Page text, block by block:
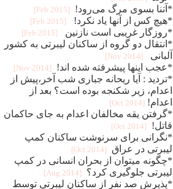
*آتنا بسوی مرگ می‌رود! [2015 Feb]
*هیچ کس از آنها یاد نکرد! [2015 Feb]
*روزگار غریبی است نازنین [2015 Feb]
*انتقال دو گروه از ساکنان لیبرتی به کشور
آلبانی
[2014 Nov]
*عجب اینها پیشرفته شده اند! [2014 Nov]
*تردید : آیا ریحانه جباری شب آخر،پیش از
اعدام، زیر شکنجه بوده است؟ بعد از
اعدام! [2014 Oct]
*گرفتن یقه مخالفان اعدام به جای حاکمان
قاتل!
[2014 Oct]
*نگرانی برای سرنوشت ساکنان کمپ
لیبرتی در عراق
[2014 Oct]
*چگونه میتوان از بحران انسانی در کمپ
لیبرتی جلوگیری کرد؟
[2014 Aug]
*پذیرش صد نفر از ساکنان لیبرتی توسط